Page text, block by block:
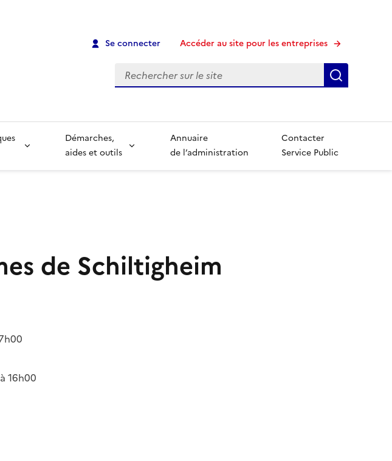
Se connecter Accéder au site pour les entreprises
Recherche
Démarches,
aides et outils
Annuaire
de l’administration
Contacter
Service Public
de Schiltigheim
16h00